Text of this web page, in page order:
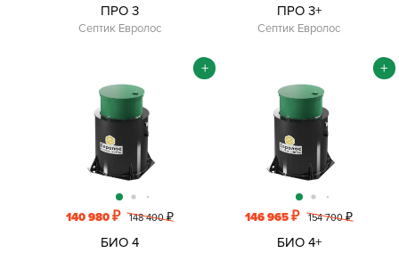
ПРО 3
Септик Евролос
ПРО 3+
Септик Евролос
140 980₽ 148 400₽
БИО 4
+
146 965₽ 154 700₽
БИО 4+
+